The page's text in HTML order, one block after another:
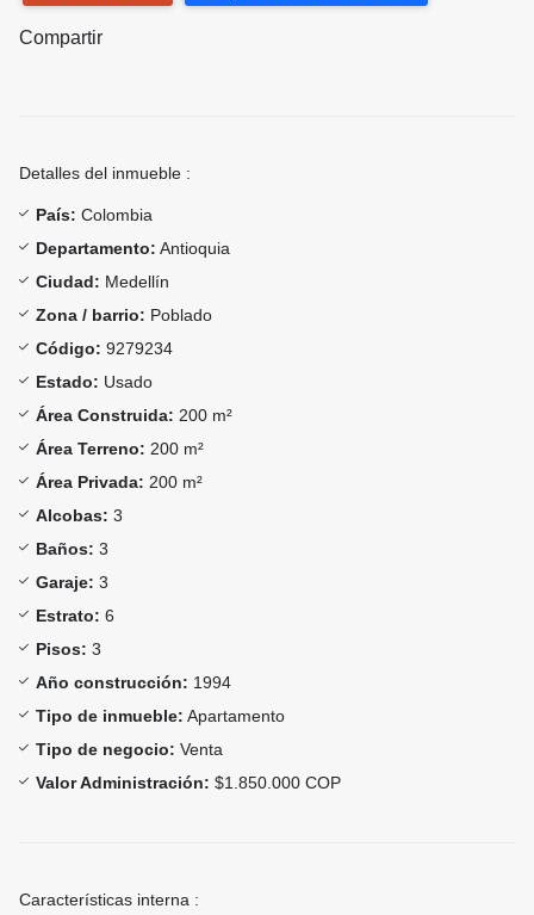
Compartir
Detalles del inmueble :
País: Colombia
Departamento: Antioquia
Ciudad: Medellín
Zona / barrio: Poblado
Código: 9279234
Estado: Usado
Área Construida: 200 m²
Área Terreno: 200 m²
Área Privada: 200 m²
Alcobas: 3
Baños: 3
Garaje: 3
Estrato: 6
Pisos: 3
Año construcción: 1994
Tipo de inmueble: Apartamento
Tipo de negocio: Venta
Valor Administración: $1.850.000 COP
Características interna :